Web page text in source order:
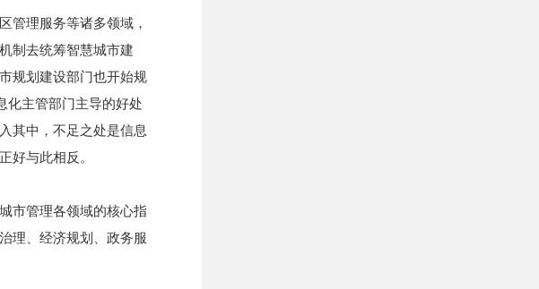
管理服务等诸多领域，
制去统筹智慧城市建
规划建设部门也开始规
化主管部门主导的好处
其中，不足之处是信息
与此相反。
市管理各领域的核心指
理、经济规划、政务服